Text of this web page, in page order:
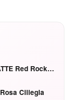
MAC M·A·CXIMAL SILKY MATTE Red Rock mat
Ciliegia